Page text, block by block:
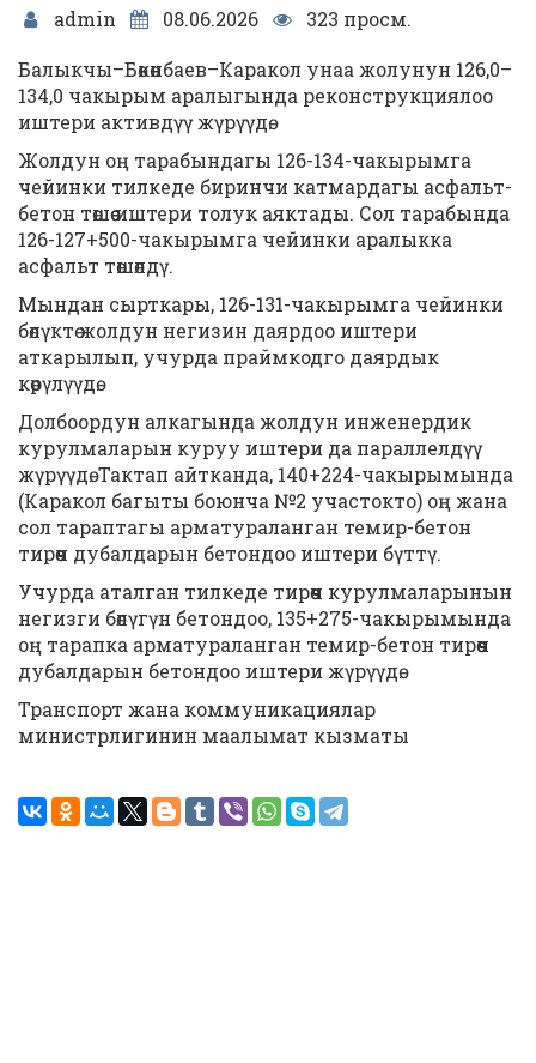
admin 08.06.2026
323 просм.
Балыкчы–Бөкөнбаев–Каракол унаа жолунун 126,0–
134,0 чакырым аралыгында реконструкциялоо
иштери активдүү жүрүүдө.
Жолдун оң тарабындагы 126-134-чакырымга
чейинки тилкеде биринчи катмардагы асфальт-
бетон төшөө иштери толук аяктады. Сол тарабында
126-127+500-чакырымга чейинки аралыкка
асфальт төшөлдү.
Мындан сырткары, 126-131-чакырымга чейинки
бөлүктө жолдун негизин даярдоо иштери
аткарылып, учурда праймкодго даярдык
көрүлүүдө.
Долбоордун алкагында жолдун инженердик
курулмаларын куруу иштери да параллелдүү
жүрүүдө. Тактап айтканда, 140+224-чакырымында
(Каракол багыты боюнча №2 участокто) оң жана
сол тараптагы арматураланган темир-бетон
тирөөч дубалдарын бетондоо иштери бүттү.
Учурда аталган тилкеде тирөөч курулмаларынын
негизги бөлүгүн бетондоо, 135+275-чакырымында
оң тарапка арматураланган темир-бетон тирөөч
дубалдарын бетондоо иштери жүрүүдө.
Транспорт жана коммуникациялар
министрлигинин маалымат кызматы